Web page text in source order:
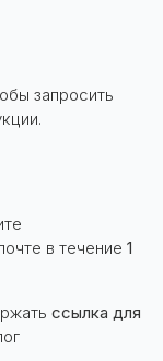
запросить
в течение 1
ссылка для